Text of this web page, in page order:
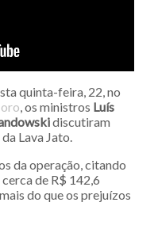
quinta-feira, 22, no
, os ministros Luís
discutiram
Lava Jato.
da operação, citando
de R$ 142,6
do que os prejuízos